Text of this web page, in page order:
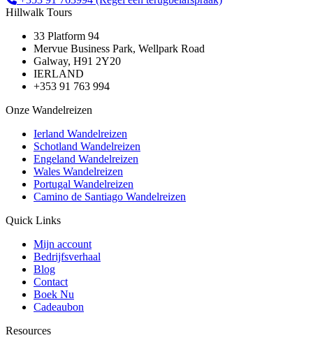
Hillwalk Tours
33 Platform 94
Mervue Business Park, Wellpark Road
Galway, H91 2Y20
IERLAND
+353 91 763 994
Onze Wandelreizen
Ierland Wandelreizen
Schotland Wandelreizen
Engeland Wandelreizen
Wales Wandelreizen
Portugal Wandelreizen
Camino de Santiago Wandelreizen
Quick Links
Mijn account
Bedrijfsverhaal
Blog
Contact
Boek Nu
Cadeaubon
Resources